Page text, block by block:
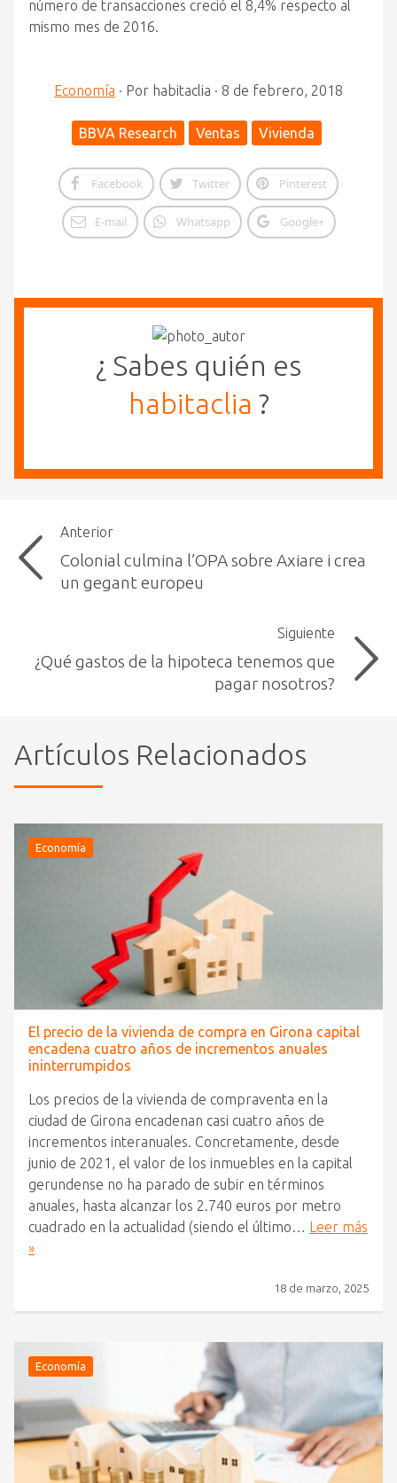
número de transacciones creció el 8,4% respecto al
mismo mes de 2016.
Economía · Por habitaclia · 8 de febrero, 2018
BBVA Research Ventas Vivienda
Facebook Twitter Pinterest
E-mail Whatsapp Google+
¿ Sabes quién es
habitaclia ?
Anterior
Colonial culmina l’OPA sobre Axiare i crea
un gegant europeu
Siguiente
¿Qué gastos de la hipoteca tenemos que
pagar nosotros?
Artículos Relacionados
Economía
El precio de la vivienda de compra en Girona capital
encadena cuatro años de incrementos anuales
ininterrumpidos
Los precios de la vivienda de compraventa en la
ciudad de Girona encadenan casi cuatro años de
incrementos interanuales. Concretamente, desde
junio de 2021, el valor de los inmuebles en la capital
gerundense no ha parado de subir en términos
anuales, hasta alcanzar los 2.740 euros por metro
cuadrado en la actualidad (siendo el último… Leer más
»
18 de marzo, 2025
Economía